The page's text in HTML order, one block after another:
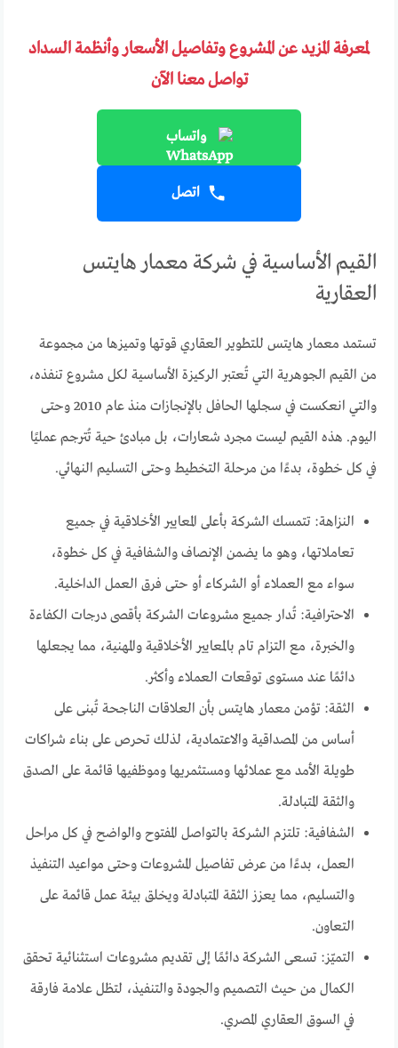
لمعرفة المزيد عن المشروع وتفاصيل الأسعار وأنظمة السداد
تواصل معنا الآن
واتساب
اتصل
القيم الأساسية في شركة معمار هايتس
العقارية
تستمد معمار هايتس للتطوير العقاري قوتها وتميزها من مجموعة
من القيم الجوهرية التي تُعتبر الركيزة الأساسية لكل مشروع تنفذه،
والتي انعكست في سجلها الحافل بالإنجازات منذ عام 2010 وحتى
اليوم. هذه القيم ليست مجرد شعارات، بل مبادئ حية تُترجم عمليًا
في كل خطوة، بدءًا من مرحلة التخطيط وحتى التسليم النهائي.
النزاهة: تتمسك الشركة بأعلى المعايير الأخلاقية في جميع
تعاملاتها، وهو ما يضمن الإنصاف والشفافية في كل خطوة،
سواء مع العملاء أو الشركاء أو حتى فرق العمل الداخلية.
الاحترافية: تُدار جميع مشروعات الشركة بأقصى درجات الكفاءة
والخبرة، مع التزام تام بالمعايير الأخلاقية والمهنية، مما يجعلها
دائمًا عند مستوى توقعات العملاء وأكثر.
الثقة: تؤمن معمار هايتس بأن العلاقات الناجحة تُبنى على
أساس من المصداقية والاعتمادية، لذلك تحرص على بناء شراكات
طويلة الأمد مع عملائها ومستثمريها وموظفيها قائمة على الصدق
والثقة المتبادلة.
الشفافية: تلتزم الشركة بالتواصل المفتوح والواضح في كل مراحل
العمل، بدءًا من عرض تفاصيل المشروعات وحتى مواعيد التنفيذ
والتسليم، مما يعزز الثقة المتبادلة ويخلق بيئة عمل قائمة على
التعاون.
التميّز: تسعى الشركة دائمًا إلى تقديم مشروعات استثنائية تحقق
الكمال من حيث التصميم والجودة والتنفيذ، لتظل علامة فارقة
في السوق العقاري المصري.